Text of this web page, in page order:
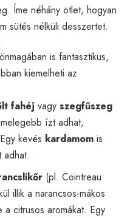
Íme néhány ötlet, hogyan
sütés nélküli desszertet.
is fantasztikus,
kiemelheti az
fahéj vagy szegfűszeg
ízt adhat,
kevés kardamom is
adhat.
(pl. Cointreau
illik a narancsos-mákos
citrusos aromákat. Egy